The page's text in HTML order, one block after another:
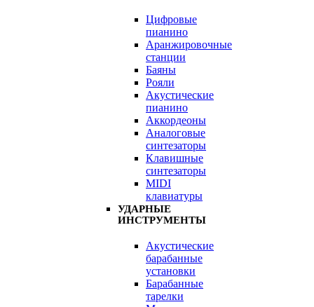
Цифровые
пианино
Аранжировочные
станции
Баяны
Рояли
Акустические
пианино
Аккордеоны
Аналоговые
синтезаторы
Клавишные
синтезаторы
MIDI
клавиатуры
УДАРНЫЕ
ИНСТРУМЕНТЫ
Акустические
барабанные
установки
Барабанные
тарелки